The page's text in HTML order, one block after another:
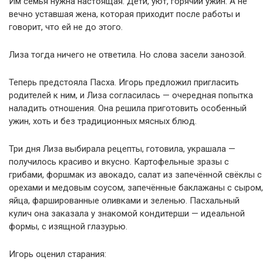
вечно уставшая жена, которая приходит после работы и
говорит, что ей не до этого.
Лиза тогда ничего не ответила. Но слова засели занозой.
Теперь предстояла Пасха. Игорь предложил пригласить
родителей к ним, и Лиза согласилась — очередная попытка
наладить отношения. Она решила приготовить особенный
ужин, хоть и без традиционных мясных блюд.
Три дня Лиза выбирала рецепты, готовила, украшала —
получилось красиво и вкусно. Картофельные зразы с
грибами, форшмак из авокадо, салат из запечённой свёклы с
орехами и медовым соусом, запечённые баклажаны с сыром,
яйца, фаршированные оливками и зеленью. Пасхальный
кулич она заказала у знакомой кондитерши — идеальной
формы, с изящной глазурью.
Игорь оценил старания: